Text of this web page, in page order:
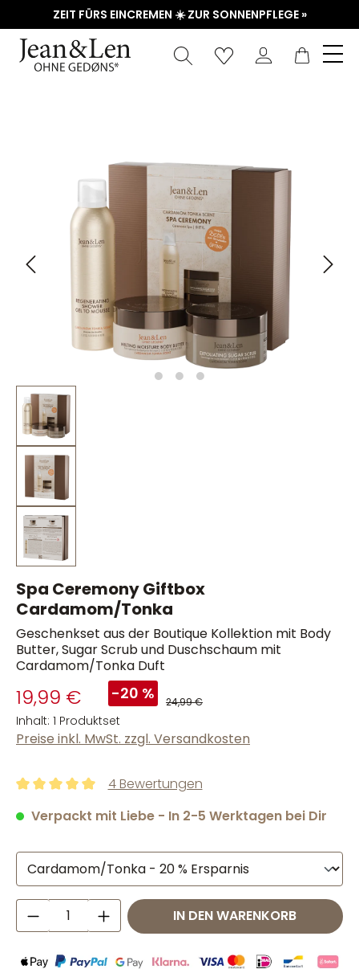
ZEIT FÜRS EINCREMEN ☀️ ZUR SONNENPFLEGE »
Spa Ceremony Giftbox
Cardamom/Tonka
Geschenkset aus der Boutique Kollektion mit Body
Butter, Sugar Scrub und Duschschaum mit
Cardamom/Tonka Duft
19,99 € -20 % 24,99 €
Inhalt: 1 Produktset
Preise inkl. MwSt. zzgl. Versandkosten
4 Bewertungen
Verpackt mit Liebe - In 2-5 Werktagen bei Dir
Produkt Anzahl: Gib denIN DEN WARENKORB